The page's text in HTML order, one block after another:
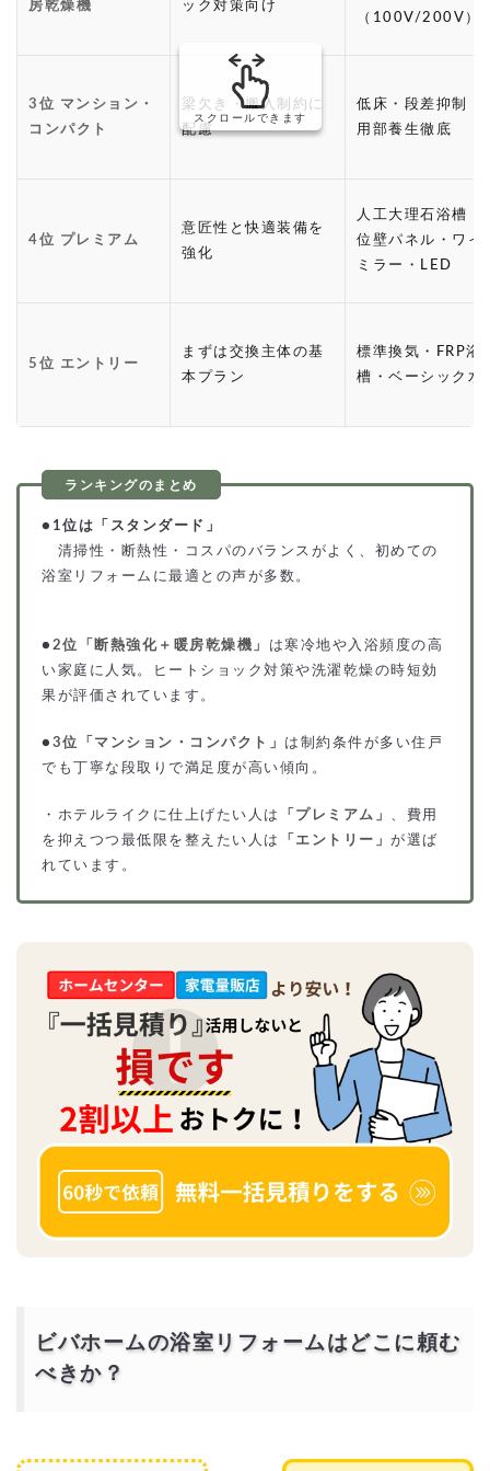
房乾燥機 ック対策向け
（100V/200V）
3位 マンション・
コンパクト
梁欠き・搬入制約に
配慮
低床・段差抑制・
用部養生徹底
4位 プレミアム
意匠性と快適装備を
強化
人工大理石浴槽・
位壁パネル・ワイ
ミラー・LED
5位 エントリー
まずは交換主体の基
本プラン
標準換気・FRP浴
槽・ベーシック水
スクロールできます
● 1位は「スタンダード」
清掃性・断熱性・コスパのバランスがよく、初めての
浴室リフォームに最適との声が多数。
● 2位「断熱強化＋暖房乾燥機」
は寒冷地や入浴頻度の高
い家庭に人気。ヒートショック対策や洗濯乾燥の時短効
果が評価されています。
● 3位「マンション・コンパクト」 は制約条件が多い住戸
でも丁寧な段取りで満足度が高い傾向。
・ホテルライクに仕上げたい人は 「プレミアム」 、費用
を抑えつつ最低限を整えたい人は
「エントリー」 が選ば
れています。
ビバホームの浴室リフォームはどこに頼む
べきか？